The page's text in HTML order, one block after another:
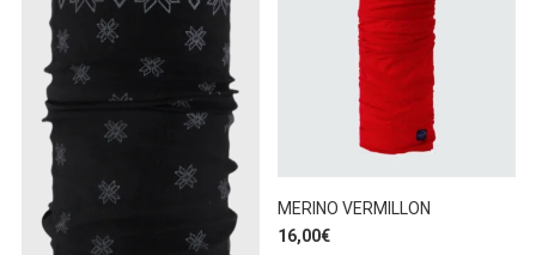
MERINO VERMILLON
16,00€